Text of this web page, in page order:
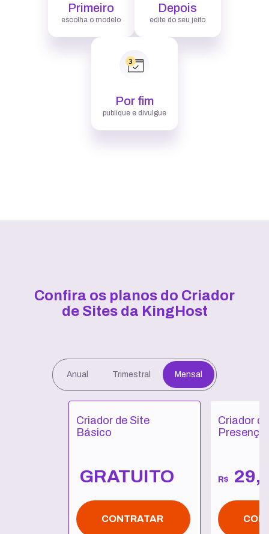
Primeiro
escolha o modelo
Depois
edite do seu jeito
Por fim
publique e divulgue
Confira os planos do Criador
de Sites da KingHost
Anual Trimestral Mensal
Criador de Site
Básico
GRATUITO
CONTRATAR
Criador
Presença
R$ 29,